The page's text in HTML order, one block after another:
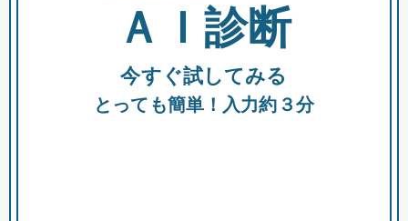
全国の検索結果を含めて表示
助成金 融資 出資
ＡＩ診断
今すぐ試してみる
とっても簡単！入力約３分